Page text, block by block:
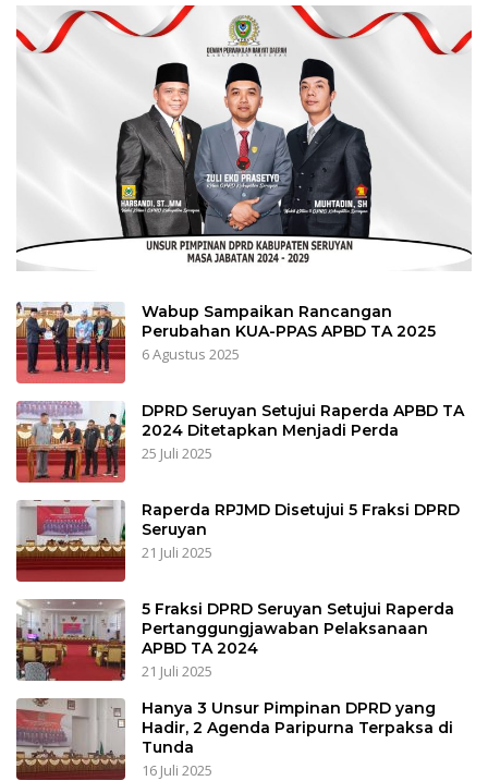
Wabup Sampaikan Rancangan
Perubahan KUA-PPAS APBD TA 2025
6 Agustus 2025
DPRD Seruyan Setujui Raperda APBD TA
2024 Ditetapkan Menjadi Perda
25 Juli 2025
Raperda RPJMD Disetujui 5 Fraksi DPRD
Seruyan
21 Juli 2025
5 Fraksi DPRD Seruyan Setujui Raperda
Pertanggungjawaban Pelaksanaan
APBD TA 2024
21 Juli 2025
Hanya 3 Unsur Pimpinan DPRD yang
Hadir, 2 Agenda Paripurna Terpaksa di
Tunda
16 Juli 2025